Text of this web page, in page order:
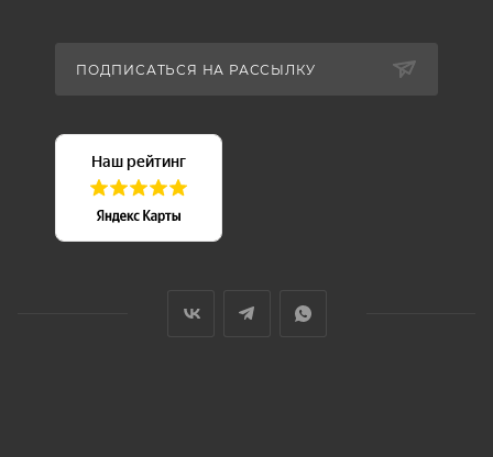
ПОДПИСАТЬСЯ НА РАССЫЛКУ